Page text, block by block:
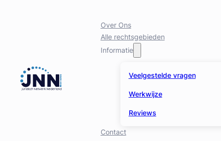
Over Ons
Alle rechtsgebieden
Informatie
Veelgestelde vragen
Werkwijze
Reviews
Contact